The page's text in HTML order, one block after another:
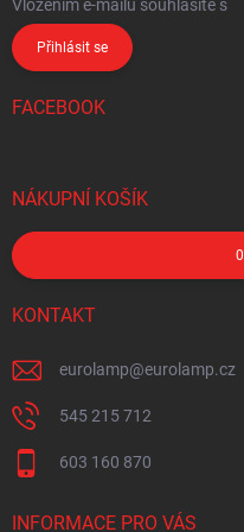
Vložením e-mailu souhlasíte s
Přihlásit se
FACEBOOK
NÁKUPNÍ KOŠÍK
0
KONTAKT
eurolamp@eurolamp.cz
545 215 712
603 160 870
INFORMACE PRO VÁS